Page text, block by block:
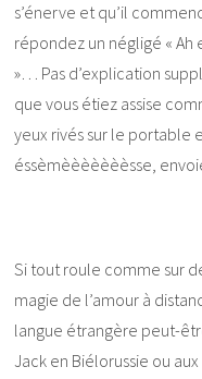
s’énerve et qu’il
répondez un négligé « Ah
»… Pas d’explication
que vous étiez assise
yeux rivés sur le portable
éssèmèèèèèèèsse,
Si tout roule comme sur
magie de l’amour à
langue étrangère peut-
Jack en Biélorussie ou